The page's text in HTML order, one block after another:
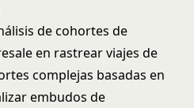
de cohortes de
en rastrear viajes de
complejas basadas en
embudos de